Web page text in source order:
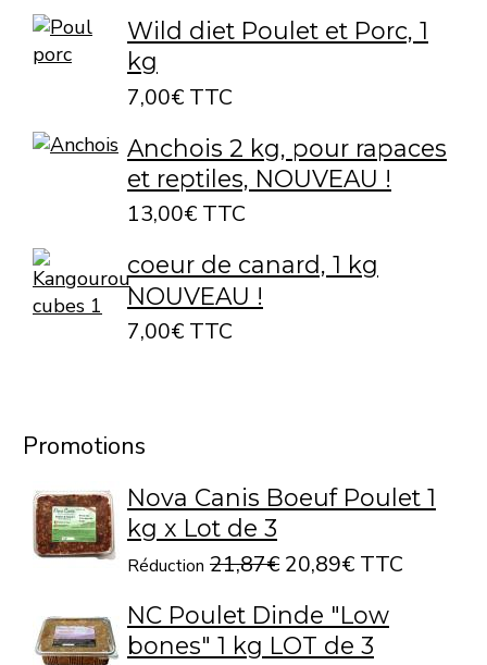
Wild diet Poulet et Porc, 1
kg
7,00€ TTC
Anchois 2 kg, pour rapaces
et reptiles, NOUVEAU !
13,00€ TTC
coeur de canard, 1 kg
NOUVEAU !
7,00€ TTC
Promotions
Nova Canis Boeuf Poulet 1
kg x Lot de 3
Réduction 21,87€ 20,89€ TTC
NC Poulet Dinde "Low
bones" 1 kg LOT de 3